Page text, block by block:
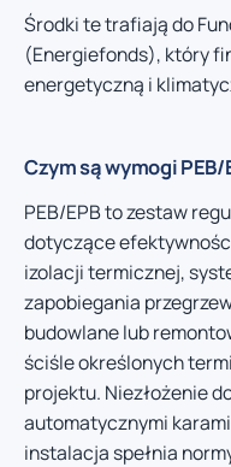
Środki te trafiają do
(Energiefonds), który
energetyczną i
Czym są wymogi PEB/
PEB/EPB to zestaw
dotyczące
izolacji termicznej,
zapobiegania
budowlane lub
ściśle określonych
projektu. Niezłożenie
automatycznymi
instalacja spełnia